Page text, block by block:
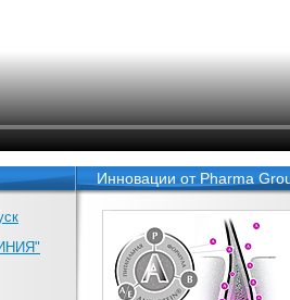
Инновации от Pharma